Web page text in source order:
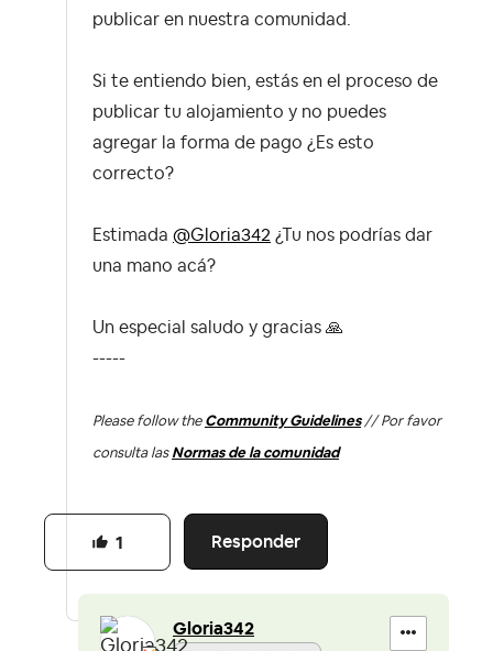
publicar en nuestra comunidad.
Si te entiendo bien, estás en el proceso de
publicar tu alojamiento y no puedes
agregar la forma de pago ¿Es esto
correcto?
Estimada @Gloria342 ¿Tu nos podrías dar
una mano acá?
Un especial saludo y gracias 🙏
-----
Please follow the Community Guidelines// Por favor
consulta las Normas de la comunidad
Responder
1
Gloria342